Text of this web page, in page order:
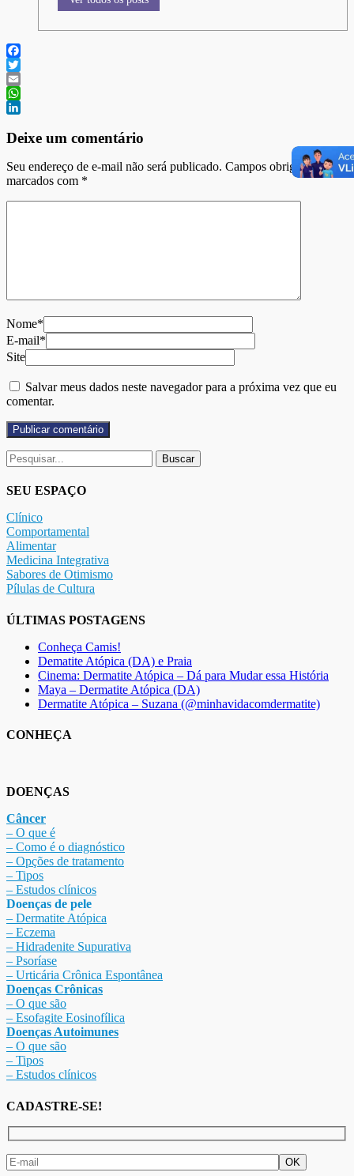
Facebook
Twitter
Email
WhatsApp
Deixe um comentário
Seu endereço de e-mail não será publicado. Campos obrigatórios
marcados com *
Nome*
E-mail*
Site
Salvar meus dados neste navegador para a próxima vez que eu
comentar.
Buscar
por:
SEU ESPAÇO
Clínico
Comportamental
Alimentar
Medicina Integrativa
Sabores de Otimismo
Pílulas de Cultura
ÚLTIMAS POSTAGENS
Conheça Camis!
Dematite Atópica (DA) e Praia
Cinema: Dermatite Atópica – Dá para Mudar essa História
Maya – Dermatite Atópica (DA)
Dermatite Atópica – Suzana (@minhavidacomdermatite)
CONHEÇA
DOENÇAS
Câncer
– O que é
– Como é o diagnóstico
– Opções de tratamento
– Tipos
– Estudos clínicos
Doenças de pele
– Dermatite Atópica
– Eczema
– Hidradenite Supurativa
– Psoríase
– Urticária Crônica Espontânea
Doenças Crônicas
– O que são
– Esofagite Eosinofílica
Doenças Autoimunes
– O que são
– Tipos
– Estudos clínicos
CADASTRE-SE!